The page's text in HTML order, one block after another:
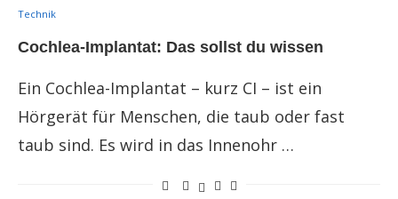
Technik
Cochlea-Implantat: Das sollst du wissen
Ein Cochlea-Implantat – kurz CI – ist ein
Hörgerät für Menschen, die taub oder fast
taub sind. Es wird in das Innenohr …